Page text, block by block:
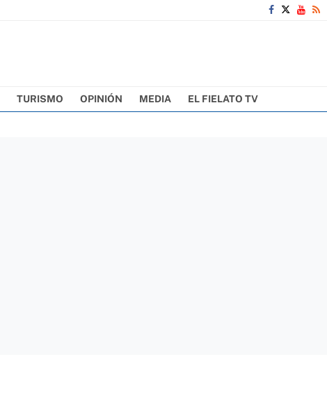
TURISMO OPINIÓN MEDIA EL FIELATO TV